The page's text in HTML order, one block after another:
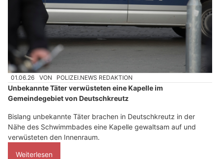
01.06.26 VON POLIZEI.NEWS REDAKTION
Unbekannte Täter verwüsteten eine Kapelle im
Gemeindegebiet von Deutschkreutz
Bislang unbekannte Täter brachen in Deutschkreutz in der
Nähe des Schwimmbades eine Kapelle gewaltsam auf und
verwüsteten den Innenraum.
Weiterlesen